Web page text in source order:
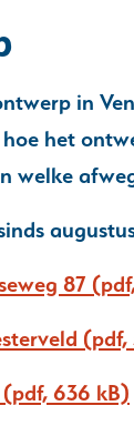
in
het
welke
87
(pdf,
(pdf, 636 kB)